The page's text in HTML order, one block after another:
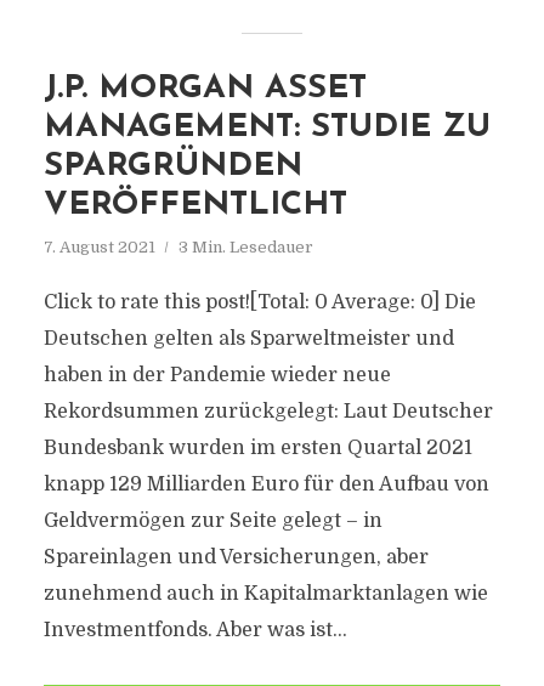
J.P. MORGAN ASSET
MANAGEMENT: STUDIE ZU
SPARGRÜNDEN
VERÖFFENTLICHT
7. August 2021 3 Min. Lesedauer
Click to rate this post![Total: 0 Average: 0] Die
Deutschen gelten als Sparweltmeister und
haben in der Pandemie wieder neue
Rekordsummen zurückgelegt: Laut Deutscher
Bundesbank wurden im ersten Quartal 2021
knapp 129 Milliarden Euro für den Aufbau von
Geldvermögen zur Seite gelegt – in
Spareinlagen und Versicherungen, aber
zunehmend auch in Kapitalmarktanlagen wie
Investmentfonds. Aber was ist...